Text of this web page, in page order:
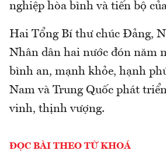
nghiệp hòa bình và tiến bộ
Hai Tổng Bí thư chúc Đảng,
Nhân dân hai nước đón năm
bình an, mạnh khỏe, hạnh
Nam và Trung Quốc phát
vinh, thịnh vượng.
ĐỌC BÀI THEO TỪ KHOÁ